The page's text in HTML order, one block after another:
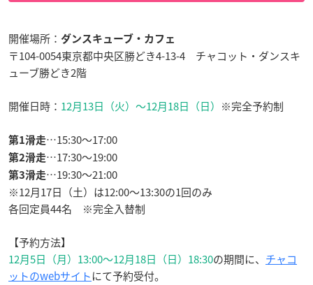
開催場所： ダンスキューブ・カフェ
〒104-0054東京都中央区勝どき4-13-4 チャコット・ダンスキ
ューブ勝どき2階
開催日時： 12月13日（火）〜12月18日（日） ※完全予約制
第1滑走…15:30〜17:00
第2滑走…17:30〜19:00
第3滑走…19:30〜21:00
※12月17日（土）は12:00〜13:30の1回のみ
各回定員44名 ※完全入替制
【予約方法】
12月5日（月）13:00〜12月18日（日）18:30の期間に、 チャコ
ットのwebサイトにて予約受付。